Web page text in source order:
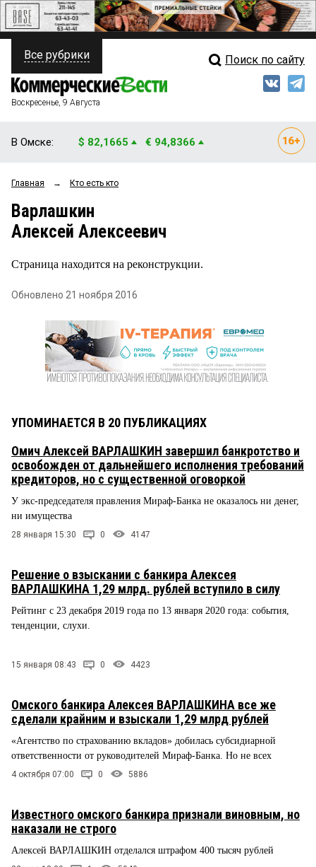
ПОЛИТИКА
ФИНАНСЫ
ОБЩЕСТВО
ЗАКОН
Свежий выпуск
Все рубрики Поиск по сайту
Воскресенье, 9 Августа
В Омске: $ 82,1665 € 94,8366
Главная → Кто есть кто
Варлашкин
Алексей Алексеевич
Страница находится на реконструкции.
Обновлено 21 ноября 2016
УПОМИНАЕТСЯ В 20 ПУБЛИКАЦИЯХ
Омич Алексей ВАРЛАШКИН завершил банкротство и
освобожден от дальнейшего исполнения требований
кредиторов, но с существенной оговоркой
У экс-председателя правления Мираф-Банка не оказалось ни денег,
ни имущества
28 января 15:30 0 4147
Решение о взыскании с банкира Алексея
ВАРЛАШКИНА 1,29 млрд. рублей вступило в силу
Рейтинг с 23 декабря 2019 года по 13 января 2020 года: события,
тенденции, слухи.
15 января 08:43 0 4423
Омского банкира Алексея ВАРЛАШКИНА все же
сделали крайним и взыскали 1,29 млрд рублей
«Агентство по страхованию вкладов» добилась субсидиарной
ответственности от руководителей Мираф-Банка. Но не всех
4 октября 07:00 0 5886
Известного омского банкира признали виновным, но
наказали не строго
Алексей ВАРЛАШКИН отделался штрафом 400 тысяч рублей